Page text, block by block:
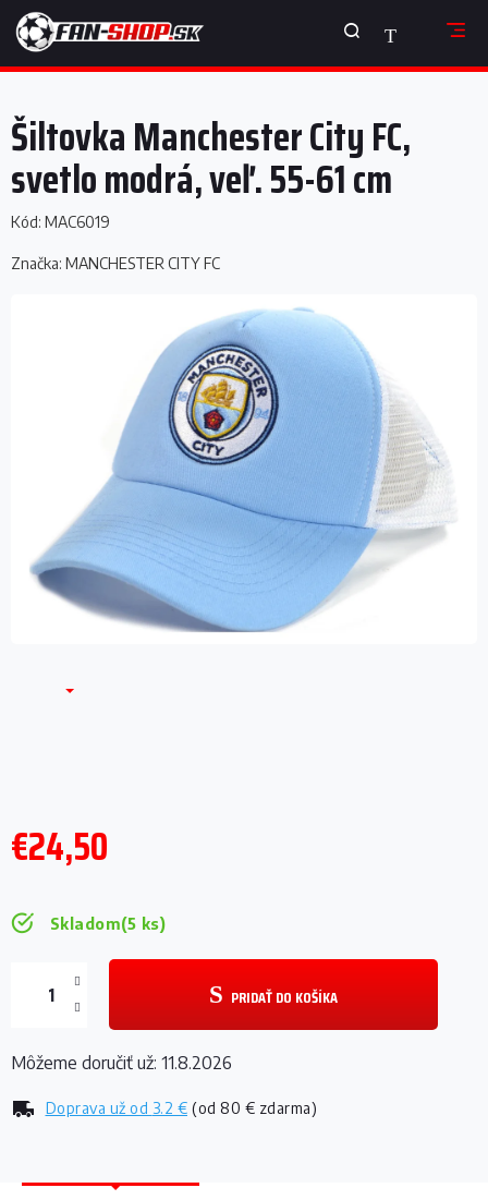
Prejsť
obsah
NÁKUPNÝ
KOŠÍK
Šiltovka Manchester City FC,
svetlo modrá, veľ. 55-61 cm
Kód: MAC6019
Značka: MANCHESTER CITY FC
€24,50
Skladom(5 ks)
Doprava už od 3.2 € (od 80 € zdarma)
PRIDAŤ DO KOŠÍKA
Môžeme doručiť už: 11.8.2026